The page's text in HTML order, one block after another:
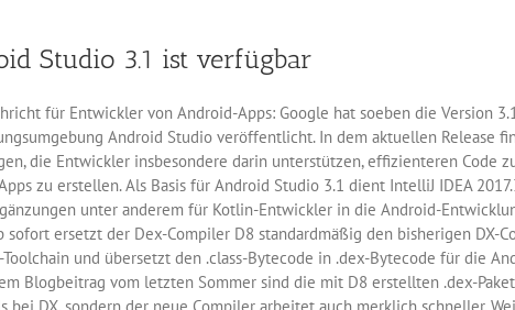
Studio 3.1 ist verfügbar
für Entwickler von Android-Apps: Google hat soeben die Version
Android Studio veröffentlicht. In dem aktuellen Release
die Entwickler insbesondere darin unterstützen, effizienteren Code
zu erstellen. Als Basis für Android Studio 3.1 dient IntelliJ IDEA
unter anderem für Kotlin-Entwickler in die Android-
sofort ersetzt der Dex-Compiler D8 standardmäßig den bisherigen DX-
Toolchain und übersetzt den .class-Bytecode in .dex-Bytecode für die
Blogbeitrag vom letzten Sommer sind die mit D8 erstellten .dex-